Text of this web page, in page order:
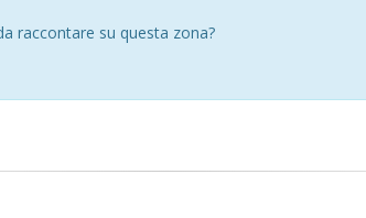
raccontare su questa zona?